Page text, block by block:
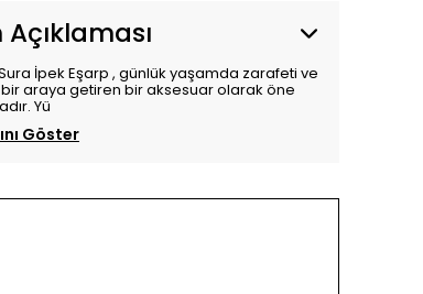
Açıklaması
Sura İpek Eşarp , günlük yaşamda zarafeti ve
araya getiren bir aksesuar olarak öne
Yü
Göster